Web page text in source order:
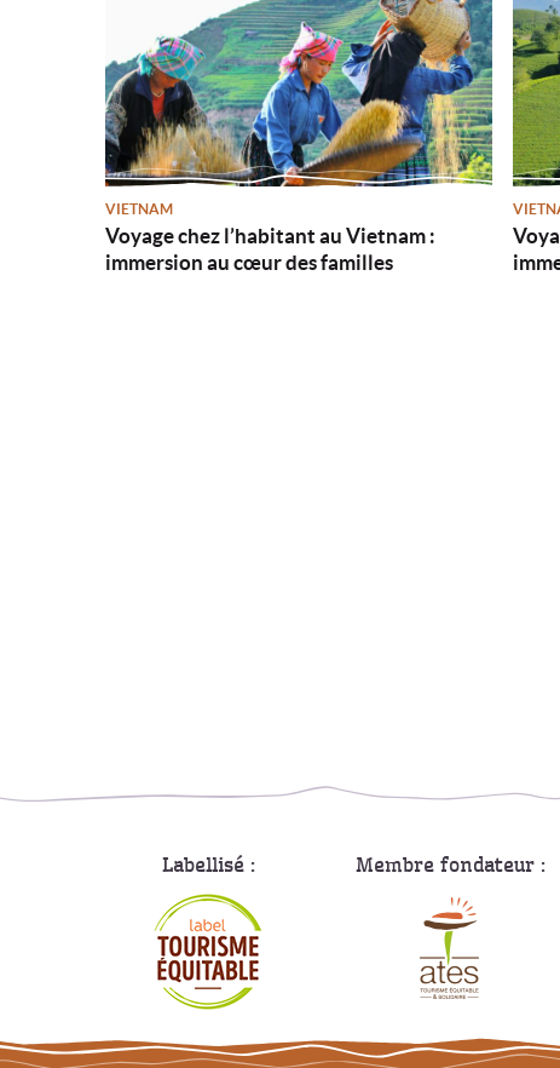
VIETNAM
Voyage chez l’habitant au Vietnam :
immersion au cœur des familles
Labellisé : Membre fondateur :